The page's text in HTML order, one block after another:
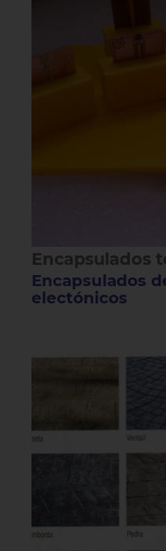
Encapsulados
Encapsulados
electónicos